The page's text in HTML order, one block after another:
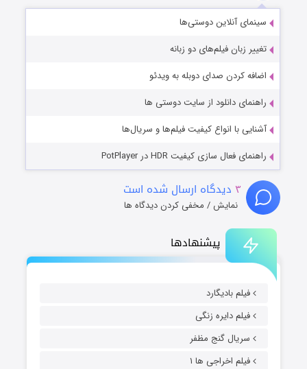
پیشنهادها
فیلم بادیگارد
فیلم دایره زنگی
سریال گنج مظفر
فیلم اخراجی ها ۱
سینمای آنلاین دوستی‌ها
تغییر زبان فیلم‌های دو زبانه
اضافه کردن صدای دوبله به ویدئو
راهنمای دانلود از سایت دوستی ها
آشنایی با انواع کیفیت فیلم‌ها و سریال‌ها
راهنمای فعال سازی کیفیت HDR در PotPlayer
۳ دیدگاه ارسال شده است
نمایش / مخفی کردن دیدگاه ها